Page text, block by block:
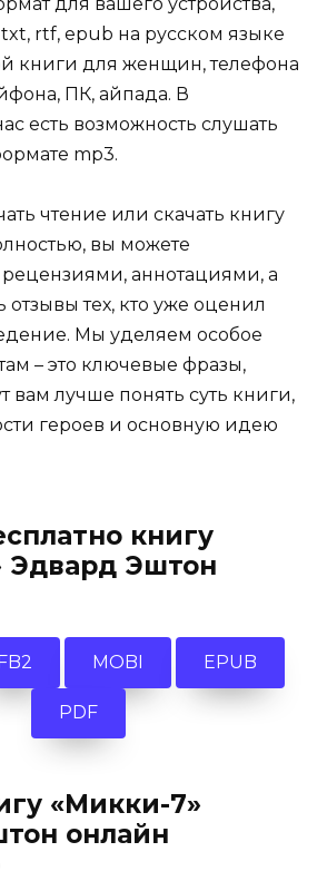
rtf, epub на русском языке
книги для женщин, телефона
ПК, айпада. В
есть возможность слушать
mp3.
чтение или скачать книгу
вы можете
рецензиями, аннотациями, а
отзывы тех, кто уже оценил
Мы уделяем особое
– это ключевые фразы,
вам лучше понять суть книги,
героев и основную идею
книгу
Эдвард Эштон
MOBI EPUB
PDF
«Микки-7»
онлайн